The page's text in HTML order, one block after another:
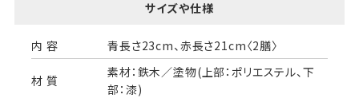
サイズや仕様
内 容 青長さ23cm、赤長さ21cm〈2膳〉
材 質
素材：鉄木／塗物(上部：ポリエステル、下
部：漆)